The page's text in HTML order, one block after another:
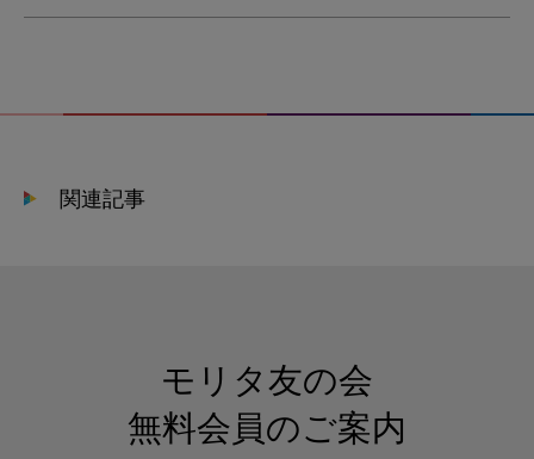
関連記事
モリタ友の会
無料会員のご案内